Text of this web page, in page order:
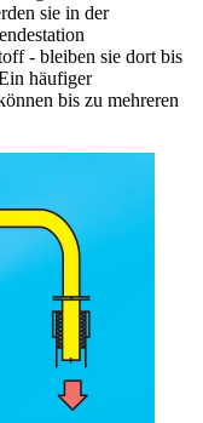
sie in der
- bleiben sie dort bis
häufiger
bis zu mehreren